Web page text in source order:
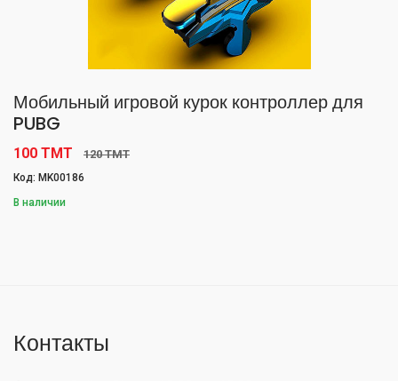
Мобильный игровой курок контроллер для
PUBG
100 TMT 120 TMT
Код: MK00186
В наличии
Контакты